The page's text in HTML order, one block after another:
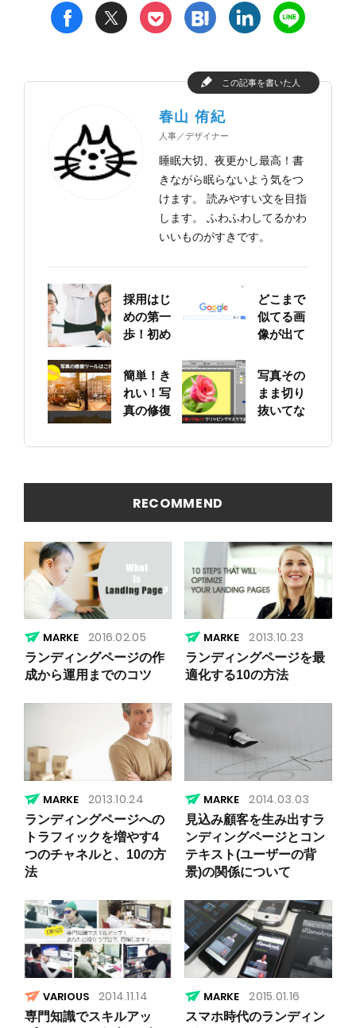
f t p h l n
この記事を書いた人
春山 侑紀
人事／デザイナー
睡眠大切、夜更かし最高！書
きながら眠らないよう気をつ
けます。 読みやすい文を目指
します。 ふわふわしてるかわ
いいものがすきです。
採用はじ
めの第一
歩！初め
票作りに
挑戦
どこまで
似てる画
像が出て
Google
画像検索
を試して
簡単！き
れい！写
真の修復
これに決
写真その
まま切り
抜いてな
リッピン
でお手軽
RECOMMEND
2016.02.05
ランディングページの作
成から運用までのコツ
2013.10.23
ランディングページを最
適化する10の方法
2013.10.24
ランディングページへの
トラフィックを増やす4
つのチャネルと、10の方
法
2014.03.03
見込み顧客を生み出すラ
ンディングページとコン
テキスト(ユーザーの背
景)の関係について
VARIOUS 2014.11.14
専門知識でスキルアッ
2015.01.16
スマホ時代のランディン